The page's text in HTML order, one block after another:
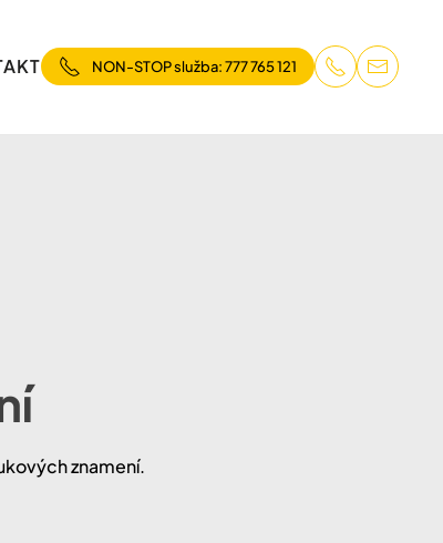
NON-STOP služba: 777 765 121
znamení.